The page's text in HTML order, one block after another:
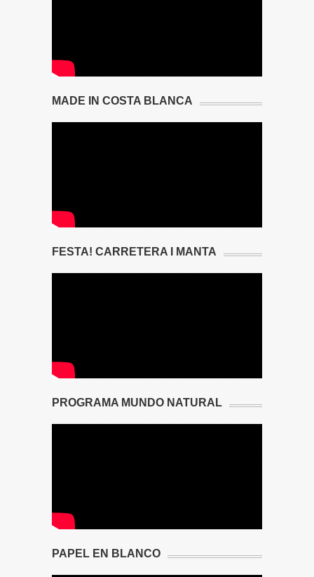
MADE IN COSTA BLANCA
FESTA! CARRETERA I MANTA
PROGRAMA MUNDO NATURAL
PAPEL EN BLANCO